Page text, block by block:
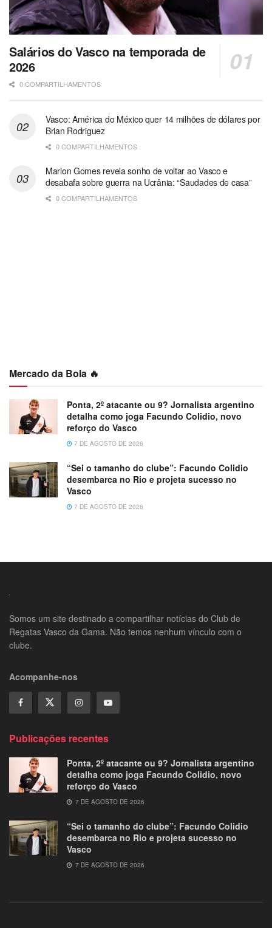
Salários do Vasco na temporada de
2026
0 COMPARTILHAMENTOS
Vasco: América do México quer 14 milhões de dólares por
Brian Rodriguez
0 COMPARTILHAMENTOS
Marlon Gomes revela sonho de voltar ao Vasco e
desabafa sobre guerra na Ucrânia: “Saudades de casa”
0 COMPARTILHAMENTOS
Mercado da Bola 🔥
Ponta, 2º atacante ou 9? Jornalista argentino
detalha como joga Facundo Colidio, novo
reforço do Vasco
7 DE AGOSTO DE 2026
“Sei o tamanho do clube”: Facundo Colidio
desembarca no Rio e projeta sucesso no
Vasco
7 DE AGOSTO DE 2026
Somos um site destinado a compartilhar notícias do Club de
Regatas Vasco da Gama. Não temos nenhum vínculo com o
clube.
Acompanhe-nos
Publicações recentes
Ponta, 2º atacante ou 9? Jornalista argentino
detalha como joga Facundo Colidio, novo
reforço do Vasco
7 DE AGOSTO DE 2026
“Sei o tamanho do clube”: Facundo Colidio
desembarca no Rio e projeta sucesso no
Vasco
7 DE AGOSTO DE 2026